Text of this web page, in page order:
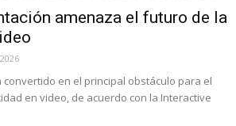
amenaza el futuro de la
convertido en el principal obstáculo para el
en video, de acuerdo con la Interactive